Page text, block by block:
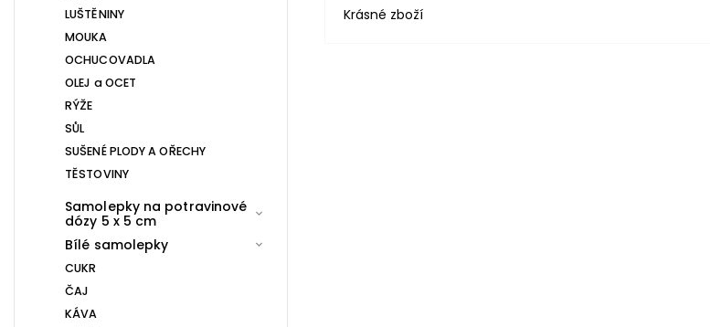
LUŠTĚNINY
MOUKA
OCHUCOVADLA
OLEJ a OCET
RÝŽE
SŮL
SUŠENÉ PLODY A OŘECHY
TĚSTOVINY
Samolepky na potravinové
dózy 5 x 5 cm
Bílé samolepky
CUKR
ČAJ
KÁVA
Krásné zboží